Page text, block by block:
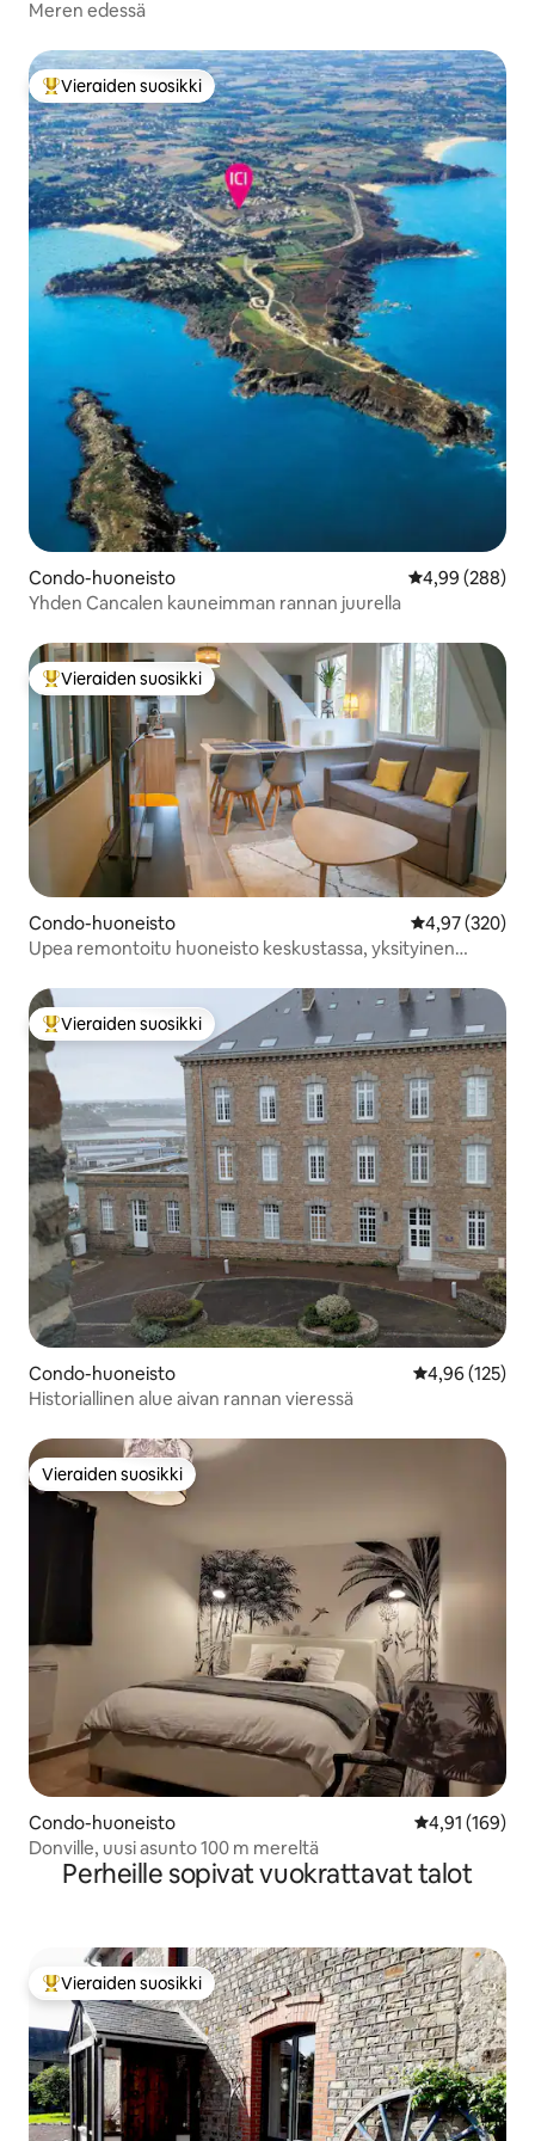
Meren edessä
Vieraiden suosikkien parhaimmistoa
Vieraiden suosikki
Condo-huoneisto
4,99 (288)
Yhden Cancalen kauneimman rannan juurella
Vieraiden suosikkien parhaimmistoa
Vieraiden suosikki
Condo-huoneisto
4,97 (320)
Upea remontoitu huoneisto keskustassa, yksityinen
Vieraiden suosikkien parhaimmistoa
Vieraiden suosikki
Condo-huoneisto
4,96 (125)
Historiallinen alue aivan rannan vieressä
Vieraiden suosikki
Vieraiden suosikki
Condo-huoneisto
4,91 (169)
Donville, uusi asunto 100 m mereltä
Perheille sopivat vuokrattavat talot
Vieraiden suosikkien parhaimmistoa
Vieraiden suosikki